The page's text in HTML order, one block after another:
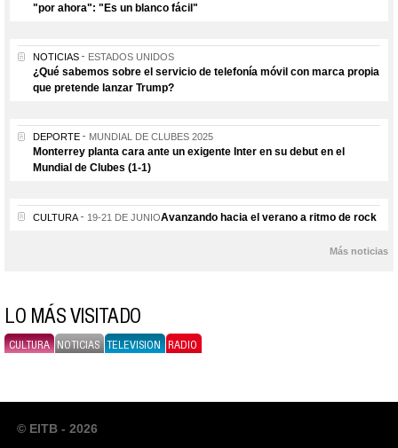
"por ahora": "Es un blanco fácil"
NOTICIAS ESTADOS UNIDOS
¿Qué sabemos sobre el servicio de telefonía móvil con marca propia
que pretende lanzar Trump?
DEPORTE MUNDIAL DE CLUBES 2025
Monterrey planta cara ante un exigente Inter en su debut en el
Mundial de Clubes (1-1)
CULTURA 19-21 DE JUNIOAvanzando hacia el verano a ritmo de rock
Más noticias
LO MÁS VISITADO
CULTURA NOTICIAS TELEVISION RADIO
© EITB - 2026